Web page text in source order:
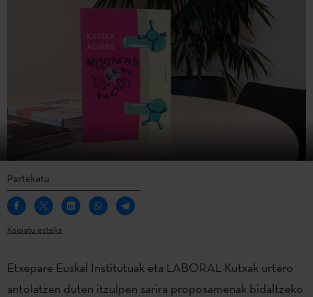
Partekatu
Kopiatu esteka
Etxepare Euskal Institutuak eta LABORAL Kutxak urtero
antolatzen duten itzulpen sarira proposamenak bidaltzeko